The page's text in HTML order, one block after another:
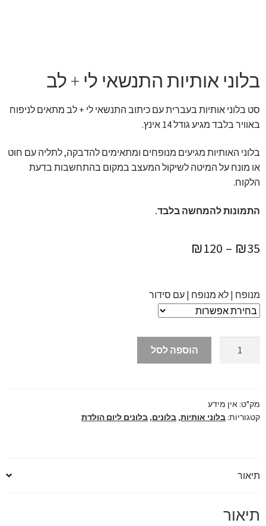
מתנות בראשון לציון
תשלום
קטלוג מוצרים
בלוני אותיות התנשאי לי + לב
סט בלוני אותיות בעברית עם כיתוב התנשאי לי + לב מתאים לניפוח
באוויר בלבד מגיע גודל 14 אינץ.
בלוני האותיות מגיעים מנופחים ומתאימים להדבקה, לתליה עם חוט
או מונח על המיטה לשיקול המעצב במקום בהתחשבות בדעת
הלקוח.
התמונות להמחשה בלבד.
₪35
–
₪120
מנופח | לא מנופח | עם סידור
התנשאי
לי
הוספה לסל
מק"ט: אין מידע
קטגוריות: בלוני אותיות, בלונים, בלונים ליום הולדת
תיאור
תיאור